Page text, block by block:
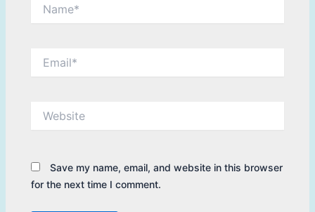
Save my name, email, and website in this browser
for the next time I comment.